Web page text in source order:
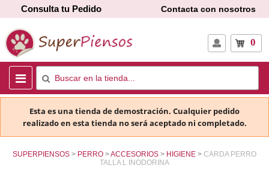
Consulta tu Pedido Contacta con nosotros
0
Esta es una tienda de demostración. Cualquier pedido
realizado en esta tienda no será aceptado ni completado.
SUPERPIENSOS PERRO ACCESORIOS HIGIENE
CARDA PERRO
TALLA L INODORINA